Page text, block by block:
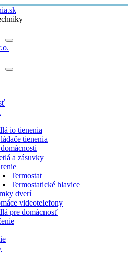
io tienenia
tienenia
a zásuvky
Termostat
Termostatické hlavice
dverí
videotelefony
pre domácnosť